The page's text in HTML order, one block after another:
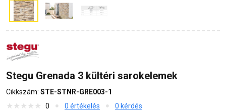
Stegu Grenada 3 kültéri sarokelemek
Cikkszám: STE-STNR-GRE003-1
0
0 értékelés 0 kérdés